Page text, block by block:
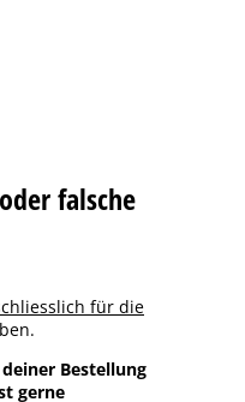
falsche
für die
Bestellung
gerne